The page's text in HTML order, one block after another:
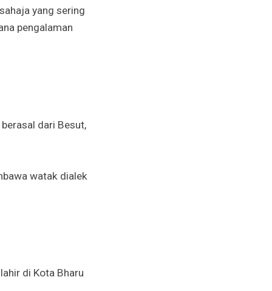
yang sering
pengalaman
dari Besut,
watak dialek
di Kota Bharu